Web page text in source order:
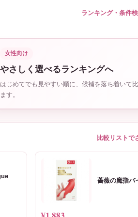
ランキング・条件
女性向け
やさしく選べるランキングへ
はじめてでも見やすい順に、候補を落ち着いて
ます。
比較リストで
薔薇の魔指バ